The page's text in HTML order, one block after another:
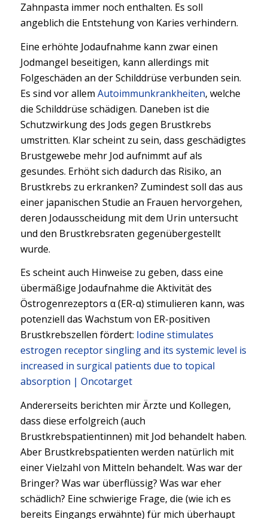
Zahnpasta immer noch enthalten. Es soll
angeblich die Entstehung von Karies verhindern.
Eine erhöhte Jodaufnahme kann zwar einen
Jodmangel beseitigen, kann allerdings mit
Folgeschäden an der Schilddrüse verbunden sein.
Es sind vor allem Autoimmunkrankheiten, welche
die Schilddrüse schädigen. Daneben ist die
Schutzwirkung des Jods gegen Brustkrebs
umstritten. Klar scheint zu sein, dass geschädigtes
Brustgewebe mehr Jod aufnimmt auf als
gesundes. Erhöht sich dadurch das Risiko, an
Brustkrebs zu erkranken? Zumindest soll das aus
einer japanischen Studie an Frauen hervorgehen,
deren Jodausscheidung mit dem Urin untersucht
und den Brustkrebsraten gegenübergestellt
wurde.
Es scheint auch Hinweise zu geben, dass eine
übermäßige Jodaufnahme die Aktivität des
Östrogenrezeptors α (ER-α) stimulieren kann, was
potenziell das Wachstum von ER-positiven
Brustkrebszellen fördert: Iodine stimulates
estrogen receptor singling and its systemic level is
increased in surgical patients due to topical
absorption | Oncotarget
Andererseits berichten mir Ärzte und Kollegen,
dass diese erfolgreich (auch
Brustkrebspatientinnen) mit Jod behandelt haben.
Aber Brustkrebspatienten werden natürlich mit
einer Vielzahl von Mitteln behandelt. Was war der
Bringer? Was war überflüssig? Was war eher
schädlich? Eine schwierige Frage, die (wie ich es
bereits Eingangs erwähnte) für mich überhaupt